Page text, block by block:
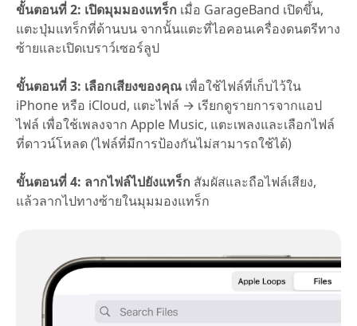
ขั้นตอนที่ 2: เปิดมุมมองแทร็ก เมื่อ GarageBand เปิดขึ้น,
แตะปุ่มแทร็กที่ด้านบน จากนั้นแตะที่ไอคอนเครื่องดนตรีทาง
ซ้ายและเปิดเบราว์เซอร์ลูป
ขั้นตอนที่ 3: เลือกเสียงของคุณ เพื่อใช้ไฟล์ที่เก็บไว้ใน
iPhone หรือ iCloud, แตะไฟล์ → เรียกดูรายการจากแอป
ไฟล์ เพื่อใช้เพลงจาก Apple Music, แตะเพลงและเลือกไฟล์
ที่ดาวน์โหลด (ไฟล์ที่มีการป้องกันไม่สามารถใช้ได้)
ขั้นตอนที่ 4: ลากไฟล์ไปยังแทร็ก สัมผัสและถือไฟล์เสียง,
แล้วลากไปทางซ้ายในมุมมองแทร็ก